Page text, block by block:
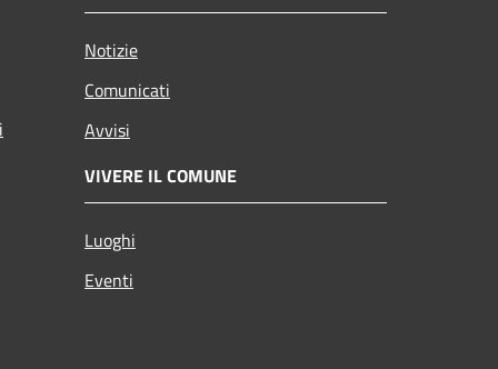
Notizie
Comunicati
Avvisi
VIVERE IL COMUNE
Luoghi
Eventi